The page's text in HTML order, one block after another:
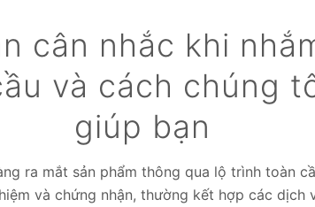
cân nhắc khi
và cách chúng
giúp bạn
ra mắt sản phẩm thông qua lộ trình toàn
và chứng nhận, thường kết hợp các dịch